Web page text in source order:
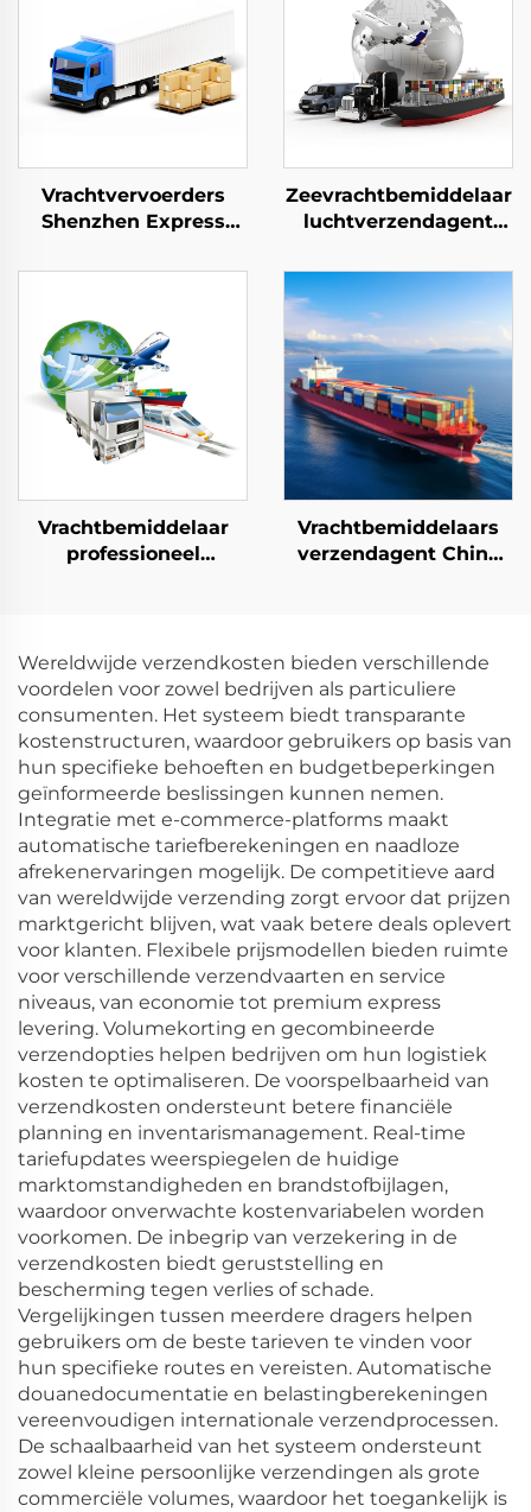
Vrachtvervoerders
Shenzhen Express
verzending Express
naar USA 5 - 7 dagen
Globale Koper
Zeevrachtbemiddelaar
luchtverzendagent
tot-deur bezorging
DHL FedEx
logistiekservices
Vrachtbemiddelaar
professioneel
naar Europa USA DDP
Vrachtbemiddelaars
verzendagent China
verzendtarieven
kosten
Wereldwijde verzendkosten bieden verschillende
voordelen voor zowel bedrijven als particuliere
consumenten. Het systeem biedt transparante
kostenstructuren, waardoor gebruikers op basis van
hun specifieke behoeften en budgetbeperkingen
geïnformeerde beslissingen kunnen nemen.
Integratie met e-commerce-platforms maakt
automatische tariefberekeningen en naadloze
afrekenervaringen mogelijk. De competitieve aard
van wereldwijde verzending zorgt ervoor dat prijzen
marktgericht blijven, wat vaak betere deals oplevert
voor klanten. Flexibele prijsmodellen bieden ruimte
voor verschillende verzendvaarten en service
niveaus, van economie tot premium express
levering. Volumekorting en gecombineerde
verzendopties helpen bedrijven om hun logistiek
kosten te optimaliseren. De voorspelbaarheid van
verzendkosten ondersteunt betere financiële
planning en inventarismanagement. Real-time
tariefupdates weerspiegelen de huidige
marktomstandigheden en brandstofbijlagen,
waardoor onverwachte kostenvariabelen worden
voorkomen. De inbegrip van verzekering in de
verzendkosten biedt geruststelling en
bescherming tegen verlies of schade.
Vergelijkingen tussen meerdere dragers helpen
gebruikers om de beste tarieven te vinden voor
hun specifieke routes en vereisten. Automatische
douanedocumentatie en belastingberekeningen
vereenvoudigen internationale verzendprocessen.
De schaalbaarheid van het systeem ondersteunt
zowel kleine persoonlijke verzendingen als grote
commerciële volumes, waardoor het toegankelijk is